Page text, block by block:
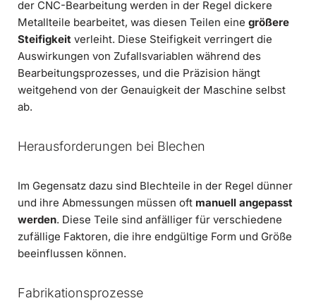
der CNC-Bearbeitung werden in der Regel dickere
Metallteile bearbeitet, was diesen Teilen eine größere
Steifigkeit verleiht. Diese Steifigkeit verringert die
Auswirkungen von Zufallsvariablen während des
Bearbeitungsprozesses, und die Präzision hängt
weitgehend von der Genauigkeit der Maschine selbst
ab.
Herausforderungen bei Blechen
Im Gegensatz dazu sind Blechteile in der Regel dünner
und ihre Abmessungen müssen oft manuell angepasst
werden. Diese Teile sind anfälliger für verschiedene
zufällige Faktoren, die ihre endgültige Form und Größe
beeinflussen können.
Fabrikationsprozesse